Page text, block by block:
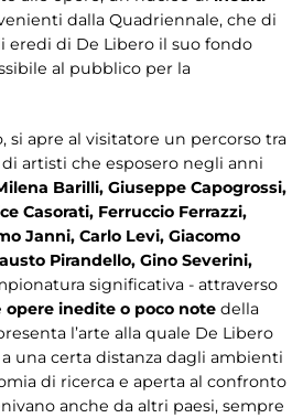
dalla Quadriennale, che di
eredi di De Libero il suo fondo
al pubblico per la
si apre al visitatore un percorso tra
artisti che esposero negli anni
Barilli, Giuseppe Capogrossi,
Casorati, Ferruccio Ferrazzi,
Janni, Carlo Levi, Giacomo
Pirandello, Gino Severini,
significativa - attraverso
opere inedite o poco note della
l’arte alla quale De Libero
una certa distanza dagli ambienti
di ricerca e aperta al confronto
anche da altri paesi, sempre